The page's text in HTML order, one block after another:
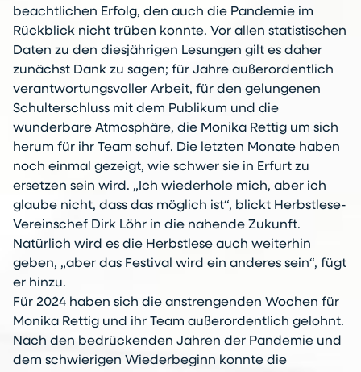
beachtlichen Erfolg, den auch die Pandemie im
Rückblick nicht trüben konnte. Vor allen statistischen
Daten zu den diesjährigen Lesungen gilt es daher
zunächst Dank zu sagen; für Jahre außerordentlich
verantwortungsvoller Arbeit, für den gelungenen
Schulterschluss mit dem Publikum und die
wunderbare Atmosphäre, die Monika Rettig um sich
herum für ihr Team schuf. Die letzten Monate haben
noch einmal gezeigt, wie schwer sie in Erfurt zu
ersetzen sein wird. „Ich wiederhole mich, aber ich
glaube nicht, dass das möglich ist“, blickt Herbstlese-
Vereinschef Dirk Löhr in die nahende Zukunft.
Natürlich wird es die Herbstlese auch weiterhin
geben, „aber das Festival wird ein anderes sein“, fügt
er hinzu.
Für 2024 haben sich die anstrengenden Wochen für
Monika Rettig und ihr Team außerordentlich gelohnt.
Nach den bedrückenden Jahren der Pandemie und
dem schwierigen Wiederbeginn konnte die